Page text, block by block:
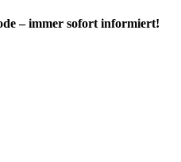
– immer sofort informiert!